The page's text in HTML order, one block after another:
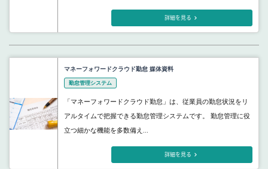
詳細を見る
マネーフォワードクラウド勤怠 媒体資料
勤怠管理システム
「マネーフォワードクラウド勤怠」は、従業員の勤怠状況をリ
アルタイムで把握できる勤怠管理システムです。 勤怠管理に役
立つ細かな機能を多数備え...
詳細を見る